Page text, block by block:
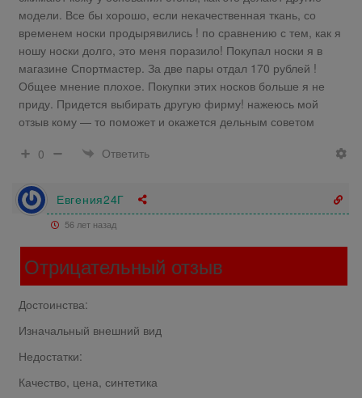
модели. Все бы хорошо, если некачественная ткань, со
временем носки продырявились ! по сравнению с тем, как я
ношу носки долго, это меня поразило! Покупал носки я в
магазине Спортмастер. За две пары отдал 170 рублей !
Общее мнение плохое. Покупки этих носков больше я не
приду. Придется выбирать другую фирму! нажеюсь мой
отзыв кому — то поможет и окажется дельным советом
0
Ответить
Евгения24Г
56 лет назад
Отрицательный отзыв
Достоинства:
Изначальный внешний вид
Недостатки:
Качество, цена, синтетика